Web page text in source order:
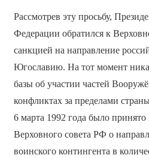
Рассмотрев эту просьбу,
Федерации обратился к
санкцией на направление
Югославию. На тот момент
базы об участии частей
конфликтах за пределами
6 марта 1992 года было
Верховного совета РФ о
воинского контингента в